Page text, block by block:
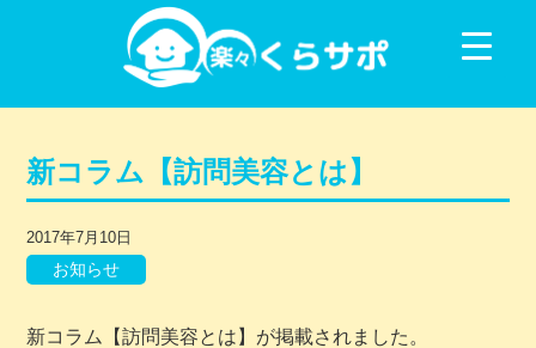
コンテンツに移動
新コラム【訪問美容とは】
2017年7月10日
お知らせ
新コラム【訪問美容とは】が掲載されました。